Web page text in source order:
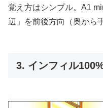
覚え方はシンプル。A1
辺」を前後方向（奥から
3. インフィル